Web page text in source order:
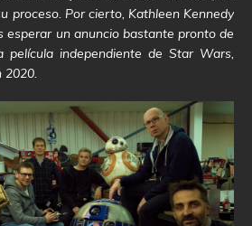
proceso. Por cierto, Kathleen Kennedy
esperar un anuncio bastante pronto de
película independiente de Star Wars,
2020.